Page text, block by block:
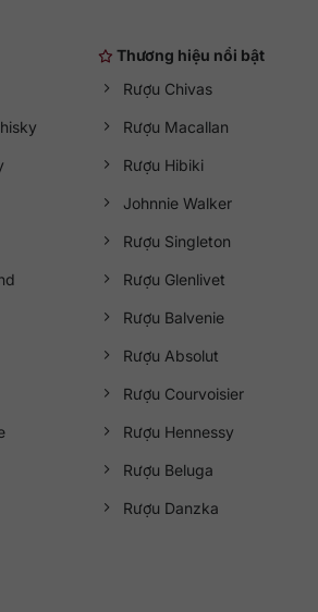
Thương hiệu nổi bật
Rượu Chivas
Rượu Macallan
Rượu Hibiki
Johnnie Walker
Rượu Singleton
Rượu Glenlivet
Rượu Balvenie
Rượu Absolut
Rượu Courvoisier
Rượu Hennessy
Rượu Beluga
Rượu Danzka